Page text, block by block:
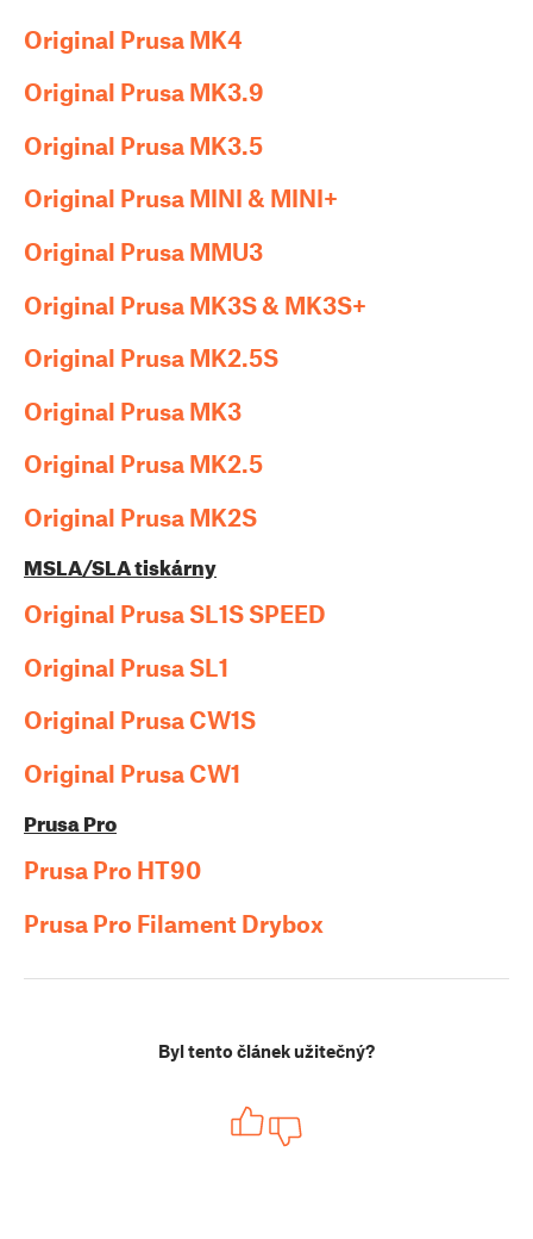
Original Prusa MK4
Original Prusa MK3.9
Original Prusa MK3.5
Original Prusa MINI & MINI+
Original Prusa MMU3
Original Prusa MK3S & MK3S+
Original Prusa MK2.5S
Original Prusa MK3
Original Prusa MK2.5
Original Prusa MK2S
MSLA/SLA tiskárny
Original Prusa SL1S SPEED
Original Prusa SL1
Original Prusa CW1S
Original Prusa CW1
Prusa Pro
Prusa Pro HT90
Prusa Pro Filament Drybox
Byl tento článek užitečný?